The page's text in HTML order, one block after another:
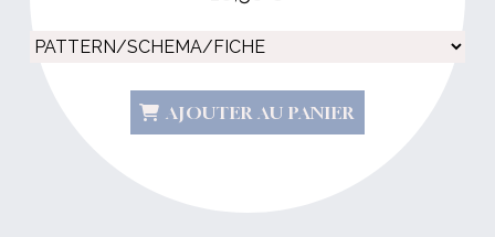
AJOUTER AU PANIER